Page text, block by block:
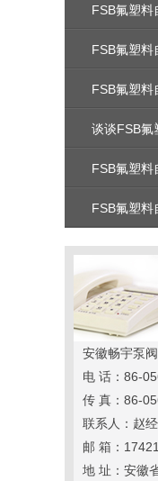
FSB氟塑料自吸
FSB氟塑料自吸泵
FSB氟塑料自吸泵
谈谈FSB氟塑料
FSB氟塑料自
FSB氟塑料自吸泵
安徽畅宇泵
电 话：86-
传 真：86-
联系人：赵
邮 箱：
地 址：安徽